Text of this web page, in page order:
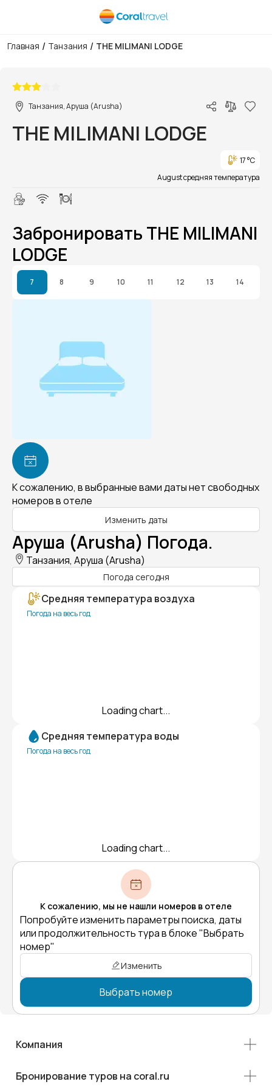
Главная / Танзания / THE MILIMANI LODGE
Танзания, Аруша (Arusha)
THE MILIMANI LODGE
17 °C
August средняя температура
Забронировать THE MILIMANI
LODGE
7 8 9 10 11 12 13 14
К сожалению, в выбранные вами даты нет свободных
номеров в отеле
Изменить даты
Аруша (Arusha) Погода.
Танзания, Аруша (Arusha)
Погода сегодня
Средняя температура воздуха
Погода на весь год
Loading chart...
Средняя температура воды
Погода на весь год
Loading chart...
К сожалению, мы не нашли номеров в отеле
Попробуйте изменить параметры поиска, даты
или продолжительность тура в блоке "Выбрать
номер"
Изменить
Выбрать номер
Компания
Бронирование туров на coral.ru